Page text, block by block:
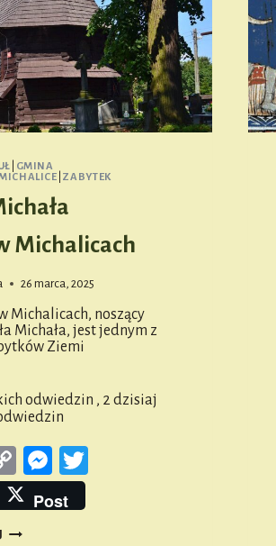
GMINA
ZABYTEK
Michalicach
26 marca, 2025
Michalicach, noszący
Michała, jest jednym z
Ziemi
odwiedzin , 2 dzisiaj
Copy
Link
Messenger
Post
KOŚCIÓŁ